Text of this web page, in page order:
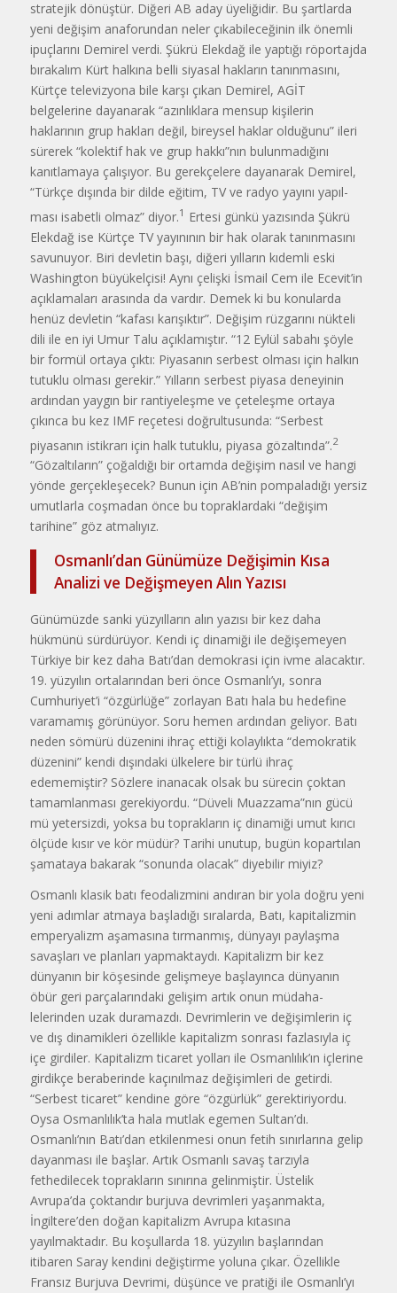
stratejik dönüştür. Diğeri AB aday üyeliğidir. Bu şartlarda
yeni değişim anaforundan neler çıkabileceğinin ilk önemli
ipuçlarını Demirel verdi. Şükrü Elekdağ ile yaptığı röportajda
bırakalım Kürt halkı­na belli siyasal hakların tanınmasını,
Kürtçe televizyona bile karşı çıkan Demirel, AGİT
belgelerine dayanarak “azınlıklara mensup kişilerin
haklarının grup hakları değil, bireysel haklar olduğunu” ileri
sürerek “kolektif hak ve grup hakkı”nın bulunmadığını
kanıtlamaya çalışıyor. Bu gerekçelere daya­narak Demirel,
“Türkçe dışında bir dilde eğitim, TV ve radyo yayını yapıl­
ması isabetli olmaz” diyor.1 Ertesi günkü yazısında Şükrü
Elekdağ ise Kürtçe TV yayınının bir hak olarak tanınmasını
savunuyor. Biri devletin başı, diğeri yıl­ların kıdemli eski
Washington büyükel­çisi! Aynı çelişki İsmail Cem ile Ecevit’in
açıklamaları arasında da vardır. Demek ki bu konularda
henüz devletin “kafası karışıktır”. Değişim rüzgarını nükteli
dili ile en iyi Umur Talu açıklamıştır. “12 Eylül sabahı şöyle
bir formül ortaya çıktı: Piyasanın serbest olması için halkın
tutuklu olması gerekir.” Yılların serbest piyasa deneyinin
ardından yaygın bir rantiyeleşme ve çeteleşme ortaya
çıkın­ca bu kez IMF reçetesi doğrultusunda: “Serbest
piyasanın istikrarı için halk tutuklu, piyasa gözaltında”.2
“Gözaltıların” çoğaldığı bir ortamda değişim nasıl ve hangi
yönde gerçekleşecek? Bunun için AB’nin pompaladığı yersiz
umutlarla coşmadan önce bu topraklardaki “değişim
tarihine” göz atmalıyız.
Osmanlı’dan Günümüze Değişimin Kısa
Analizi ve Değişmeyen Alın Yazısı
Günümüzde sanki yüzyılların alın yazısı bir kez daha
hükmünü sürdürü­yor. Kendi iç dinamiği ile değişemeyen
Türkiye bir kez daha Batı’dan demokrasi için ivme alacaktır.
19. yüzyılın ortaların­dan beri önce Osmanlı’yı, sonra
Cumhuriyet’i “özgürlüğe” zorlayan Batı hala bu hedefine
varamamış görünüyor. Soru hemen ardından geliyor. Batı
neden sö­mürü düzenini ihraç ettiği kolaylıkta “demokratik
düzenini” kendi dışındaki ülkelere bir türlü ihraç
edememiştir? Sözlere inanacak olsak bu sürecin çok­tan
tamamlanması gerekiyordu. “Düvel­i Muazzama”nın gücü
mü yetersizdi, yoksa bu toprakların iç dinamiği umut kırıcı
ölçüde kısır ve kör müdür? Tarihi unutup, bugün kopartılan
şamataya ba­karak “sonunda olacak” diyebilir miyiz?
Osmanlı klasik batı feodalizmini andıran bir yola doğru yeni
yeni adımlar atmaya başladığı sıralarda, Batı, kapita­lizmin
emperyalizm aşamasına tırman­mış, dünyayı paylaşma
savaşları ve plan­ları yapmaktaydı. Kapitalizm bir kez
dünyanın bir köşesinde gelişmeye başlayınca dünyanın
öbür geri parça­larındaki gelişim artık onun müdaha­
lelerinden uzak duramazdı. Devrimlerin ve değişimlerin iç
ve dış dinamikleri özellikle kapitalizm sonrası fazlasıyla iç
içe girdiler. Kapitalizm ticaret yolları ile Osmanlılık’ın içlerine
girdikçe beraberinde kaçınılmaz değişimleri de getirdi.
“Serbest ticaret” kendine göre “özgürlük” gerektiriyordu.
Oysa Osmanlılık’ta hala mutlak egemen Sultan’dı.
Osmanlı’nın Batı’dan etkilen­mesi onun fetih sınırlarına gelip
dayan­ması ile başlar. Artık Osmanlı savaş tarzıyla
fethedilecek toprakların sınırına gelinmiştir. Üstelik
Avrupa’da çoktandır burjuva devrimleri yaşanmakta,
İngilte­re’den doğan kapitalizm Avrupa kıtasına
yayılmaktadır. Bu koşullarda 18. yüzyılın başlarından
itibaren Saray kendini değiştirme yoluna çıkar. Özellikle
Fransız Burjuva Devrimi, düşünce ve pratiği ile Osmanlı’yı